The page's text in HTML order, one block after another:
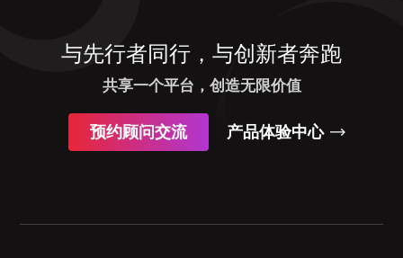
与先行者同行，与创新者奔跑
共享一个平台，创造无限价值
预约顾问交流 产品体验中心